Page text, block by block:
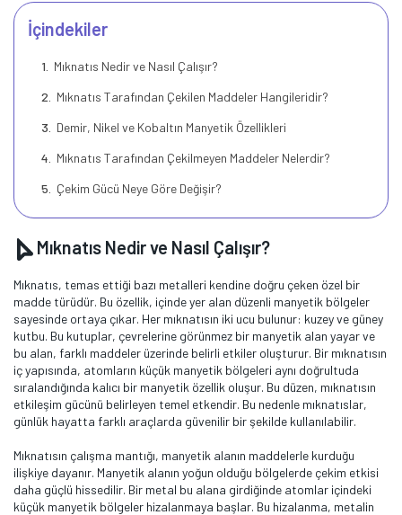
İçindekiler
Mıknatıs Nedir ve Nasıl Çalışır?
Mıknatıs Tarafından Çekilen Maddeler Hangileridir?
Demir, Nikel ve Kobaltın Manyetik Özellikleri
Mıknatıs Tarafından Çekilmeyen Maddeler Nelerdir?
Çekim Gücü Neye Göre Değişir?
Mıknatıs Nedir ve Nasıl Çalışır?
Mıknatıs, temas ettiği bazı metalleri kendine doğru çeken özel bir
madde türüdür. Bu özellik, içinde yer alan düzenli manyetik bölgeler
sayesinde ortaya çıkar. Her mıknatısın iki ucu bulunur: kuzey ve güney
kutbu. Bu kutuplar, çevrelerine görünmez bir manyetik alan yayar ve
bu alan, farklı maddeler üzerinde belirli etkiler oluşturur. Bir mıknatısın
iç yapısında, atomların küçük manyetik bölgeleri aynı doğrultuda
sıralandığında kalıcı bir manyetik özellik oluşur. Bu düzen, mıknatısın
etkileşim gücünü belirleyen temel etkendir. Bu nedenle mıknatıslar,
günlük hayatta farklı araçlarda güvenilir bir şekilde kullanılabilir.
Mıknatısın çalışma mantığı, manyetik alanın maddelerle kurduğu
ilişkiye dayanır. Manyetik alanın yoğun olduğu bölgelerde çekim etkisi
daha güçlü hissedilir. Bir metal bu alana girdiğinde atomlar içindeki
küçük manyetik bölgeler hizalanmaya başlar. Bu hizalanma, metalin